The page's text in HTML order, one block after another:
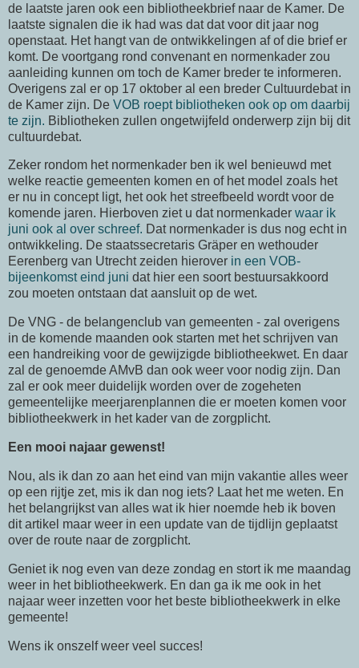
de laatste jaren ook een bibliotheekbrief naar de Kamer. De
laatste signalen die ik had was dat dat voor dit jaar nog
openstaat. Het hangt van de ontwikkelingen af of die brief er
komt. De voortgang rond convenant en normenkader zou
aanleiding kunnen om toch de Kamer breder te informeren.
Overigens zal er op 17 oktober al een breder Cultuurdebat in
de Kamer zijn. De VOB roept bibliotheken ook op om daarbij
te zijn. Bibliotheken zullen ongetwijfeld onderwerp zijn bij dit
cultuurdebat.
Zeker rondom het normenkader ben ik wel benieuwd met
welke reactie gemeenten komen en of het model zoals het
er nu in concept ligt, het ook het streefbeeld wordt voor de
komende jaren. Hierboven ziet u dat normenkader waar ik
juni ook al over schreef. Dat normenkader is dus nog echt in
ontwikkeling. De staatssecretaris Gräper en wethouder
Eerenberg van Utrecht zeiden hierover in een VOB-
bijeenkomst eind juni dat hier een soort bestuursakkoord
zou moeten ontstaan dat aansluit op de wet.
De VNG - de belangenclub van gemeenten - zal overigens
in de komende maanden ook starten met het schrijven van
een handreiking voor de gewijzigde bibliotheekwet. En daar
zal de genoemde AMvB dan ook weer voor nodig zijn. Dan
zal er ook meer duidelijk worden over de zogeheten
gemeentelijke meerjarenplannen die er moeten komen voor
bibliotheekwerk in het kader van de zorgplicht.
Een mooi najaar gewenst!
Nou, als ik dan zo aan het eind van mijn vakantie alles weer
op een rijtje zet, mis ik dan nog iets? Laat het me weten. En
het belangrijkst van alles wat ik hier noemde heb ik boven
dit artikel maar weer in een update van de tijdlijn geplaatst
over de route naar de zorgplicht.
Geniet ik nog even van deze zondag en stort ik me maandag
weer in het bibliotheekwerk. En dan ga ik me ook in het
najaar weer inzetten voor het beste bibliotheekwerk in elke
gemeente!
Wens ik onszelf weer veel succes!